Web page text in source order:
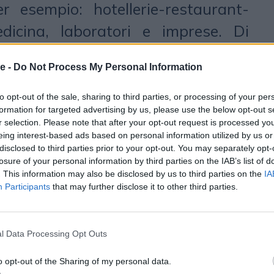
- Do Not Process My Personal Information
opt-out of the sale, sharing to third parties, or processing of your
for targeted advertising by us, please use the below opt-out
selection. Please note that after your opt-out request is processed
interest-based ads based on personal information utilized by us
to third parties prior to your opt-out. You may separately
of your personal information by third parties on the IAB’s list of
This information may also be disclosed by us to third parties on the
Participants that may further disclose it to other third parties.
Data Processing Opt Outs
opt-out of the Sharing of my personal data.
esempio: hotellerie-restaurant-
laboratori e imprese. Di
case studies sviluppate sul blog,
know how e i valori del brand,
di collaborazioni prestigiose,
e storie di successo di
che hanno scelto di affidarsi
e dei servizi di Miele
ancora della crescita del